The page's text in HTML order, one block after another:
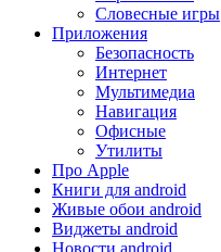
Словесные игры
Приложения
Безопасность
Интернет
Мультимедиа
Навигация
Офисные
Утилиты
Про Apple
Книги для android
Живые обои android
Виджеты android
Новости android